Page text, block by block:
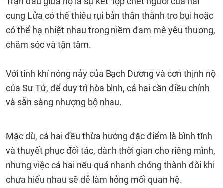
cung Lửa có thể thiêu rụi bản thân thành tro bụi hoặc
có thể hạ nhiệt nhau trong niềm đam mê yêu thương,
chăm sóc và tận tâm.
Với tính khí nóng nảy của Bạch Dương và cơn thịnh nộ
của Sư Tử, để duy trì hòa bình, cả hai cần điều chỉnh
và sẵn sàng nhượng bộ nhau.
Mặc dù, cả hai đều thừa hưởng đặc điểm là bình tĩnh
và thuyết phục đối tác, dành thời gian cho riêng mình,
nhưng việc cả hai nếu quá nhanh chóng thành đôi khi
chưa hiểu nhau sẽ dễ làm hỏng mối quan hệ.